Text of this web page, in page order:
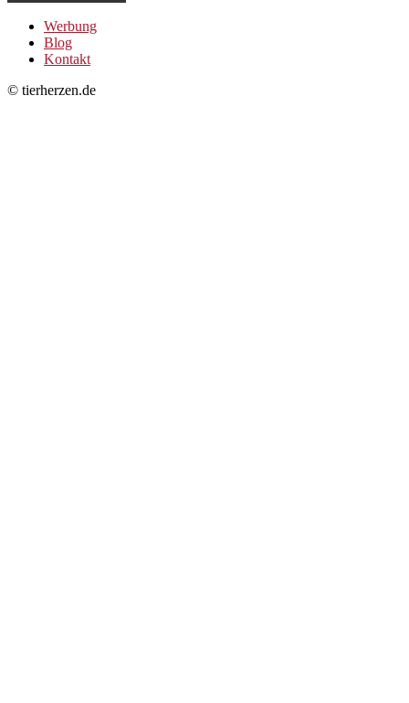
Werbung
Blog
Kontakt
© tierherzen.de